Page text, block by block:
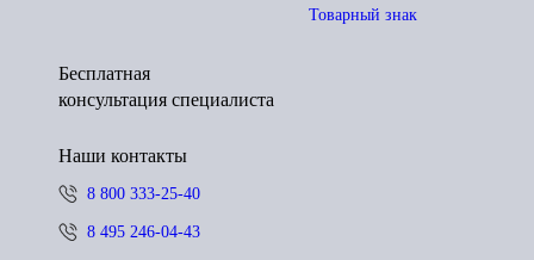
Товарный знак
Бесплатная
консультация специалиста
Наши контакты
8 800 333-25-40
8 495 246-04-43